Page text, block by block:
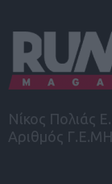
Νίκος Πολιάς
Αριθμός